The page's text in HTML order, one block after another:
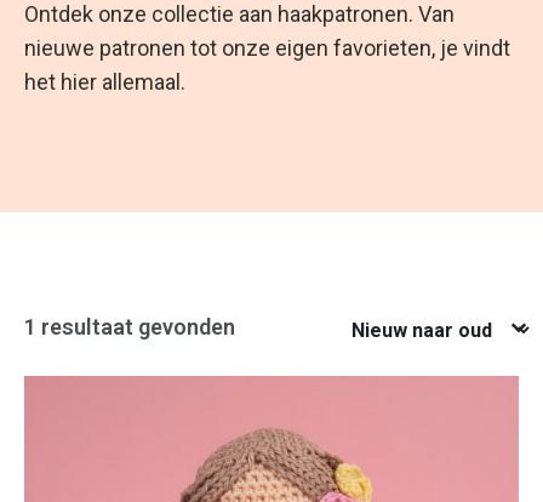
Ontdek onze collectie aan haakpatronen. Van
nieuwe patronen tot onze eigen favorieten, je vindt
het hier allemaal.
1 resultaat gevonden Nieuw naar oud